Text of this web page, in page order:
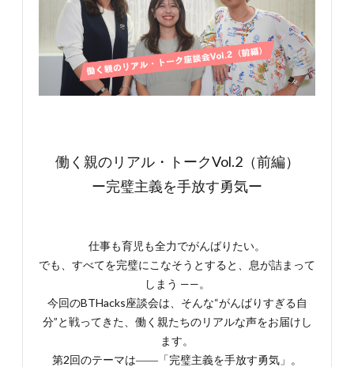
働く親のリアル・トークVol.2（前編）
ー完璧主義を手放す勇気ー
仕事も育児も全力でがんばりたい。
でも、すべてを完璧にこなそうとすると、息が詰まって
しまう ——。
今回のBTHacks座談会は、そんな“がんばりすぎる自
分”と戦ってきた、働く親たちのリアルな声をお届けし
ます。
第2回のテーマは――「完璧主義を手放す勇気」。